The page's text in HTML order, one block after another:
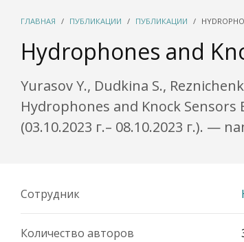
ГЛАВНАЯ ПУБЛИКАЦИИ ПУБЛИКАЦИИ
Hydrophones and
Yurasov Y., Dudkina S.,
Hydrophones and Knock Sensors
(03.10.2023 г.– 08.10.2023 г.). —
Сотрудник
Количество авторов